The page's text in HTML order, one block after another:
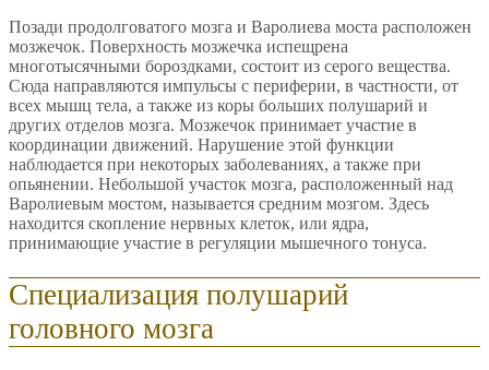
Позади продолговатого мозга и Варолиева моста расположен
мозжечок. Поверхность мозжечка испещрена
многотысячными бороздками, состоит из серого вещества.
Сюда направляются импульсы с периферии, в частности, от
всех мышц тела, а также из коры больших полушарий и
других отделов мозга. Мозжечок принимает участие в
координации движений. Нарушение этой функции
наблюдается при некоторых заболеваниях, а также при
опьянении. Небольшой участок мозга, расположенный над
Варолиевым мостом, называется средним мозгом. Здесь
находится скопление нервных клеток, или ядра,
принимающие участие в регуляции мышечного тонуса.
Специализация полушарий
головного мозга